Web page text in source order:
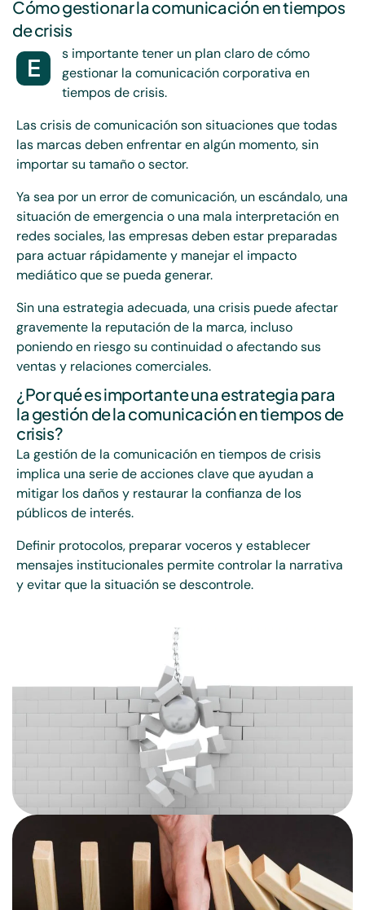
Cómo gestionar la comunicación en tiempos
de crisis
E
s importante tener un plan claro de cómo
gestionar la comunicación corporativa en
tiempos de crisis.
Las crisis de comunicación son situaciones que todas
las marcas deben enfrentar en algún momento, sin
importar su tamaño o sector.
Ya sea por un error de comunicación, un escándalo, una
situación de emergencia o una mala interpretación en
redes sociales, las empresas deben estar preparadas
para actuar rápidamente y manejar el impacto
mediático que se pueda generar.
Sin una estrategia adecuada, una crisis puede afectar
gravemente la reputación de la marca, incluso
poniendo en riesgo su continuidad o afectando sus
ventas y relaciones comerciales.
¿Por qué es importante una estrategia para
la gestión de la comunicación en tiempos de
crisis?
La gestión de la comunicación en tiempos de crisis
implica una serie de acciones clave que ayudan a
mitigar los daños y restaurar la confianza de los
públicos de interés.
Definir protocolos, preparar voceros y establecer
mensajes institucionales permite controlar la narrativa
y evitar que la situación se descontrole.